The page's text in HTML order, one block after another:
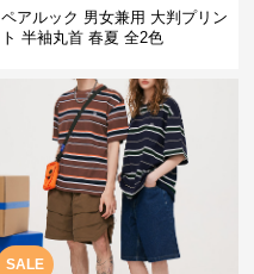
ペアルック 男女兼用 大判プリン
ト 半袖丸首 春夏 全2色
SALE